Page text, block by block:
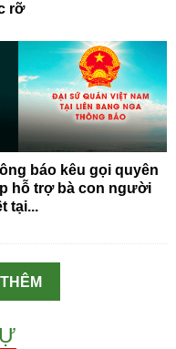
rỡ
báo kêu gọi quyên
hỗ trợ bà con người
tại...